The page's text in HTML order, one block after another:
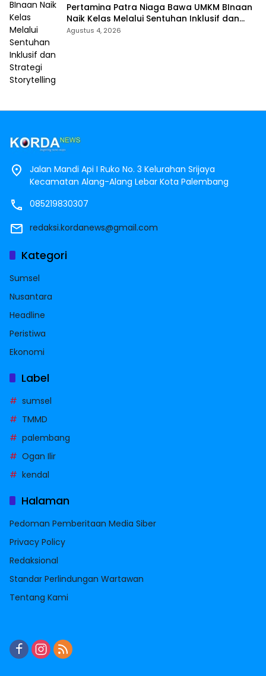
Pertamina Patra Niaga Bawa UMKM BInaan
Naik Kelas Melalui Sentuhan Inklusif dan
Strategi Storytelling
Agustus 4, 2026
Jalan Mandi Api I Ruko No. 3 Kelurahan Srijaya
Kecamatan Alang-Alang Lebar Kota Palembang
085219830307
redaksi.kordanews@gmail.com
Kategori
Sumsel
Nusantara
Headline
Peristiwa
Ekonomi
Label
sumsel
TMMD
palembang
Ogan Ilir
kendal
Halaman
Pedoman Pemberitaan Media Siber
Privacy Policy
Redaksional
Standar Perlindungan Wartawan
Tentang Kami